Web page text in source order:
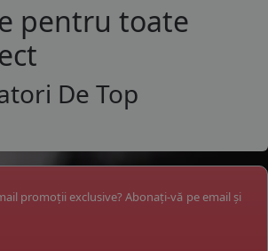
pentru toate
De Top
promoții exclusive? Abonați-vă pe email și